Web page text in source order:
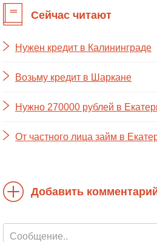
Сейчас читают
Нужен кредит в Калининграде
Возьму кредит в Шаркане
Нужно 270000 рублей в
От частного лица займ в
Добавить